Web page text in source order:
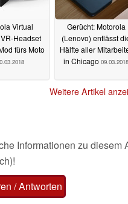
Virtual
Headset
fürs Moto
Gerücht: Motorola
(Lenovo) entlässt
Hälfte aller
in Chicago 09.03.2018
Weitere Artikel
Informationen zu
/ Antworten